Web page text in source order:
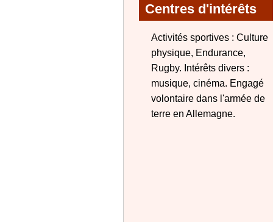
Centres d'intérêts
Activités sportives : Culture
physique, Endurance,
Rugby. Intérêts divers :
musique, cinéma. Engagé
volontaire dans l'armée de
terre en Allemagne.